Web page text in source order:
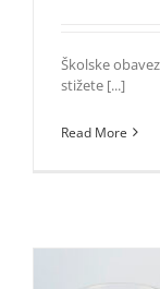
Školske
stižete [...]
Read More